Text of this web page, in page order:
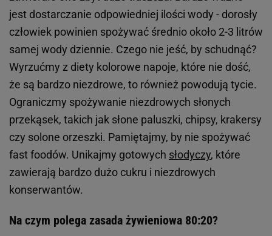
jest dostarczanie odpowiedniej ilości wody - dorosły
człowiek powinien spożywać średnio około 2-3 litrów
samej wody dziennie. Czego nie jeść, by schudnąć?
Wyrzućmy z diety kolorowe napoje, które nie dość,
że są bardzo niezdrowe, to również powodują tycie.
Ograniczmy spożywanie niezdrowych słonych
przekąsek, takich jak słone paluszki, chipsy, krakersy
czy solone orzeszki. Pamiętajmy, by nie spożywać
fast foodów. Unikajmy gotowych słodyczy, które
zawierają bardzo dużo cukru i niezdrowych
konserwantów.
Na czym polega zasada żywieniowa 80:20?